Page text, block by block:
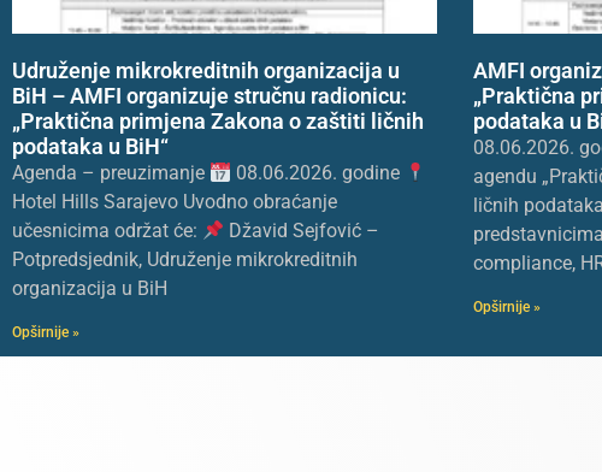
Udruženje mikrokreditnih organizacija u
BiH – AMFI organizuje stručnu radionicu:
„Praktična primjena Zakona o zaštiti ličnih
podataka u BiH“
Agenda – preuzimanje
08.06.2026. godine
Hotel Hills Sarajevo Uvodno obraćanje
učesnicima održat će:
Džavid Sejfović –
Potpredsjednik, Udruženje mikrokreditnih
organizacija u BiH
Opširnije »
AMFI
„Praktična
podataka u
08.06.2026.
agendu
ličnih
compliance,
Opširnije »